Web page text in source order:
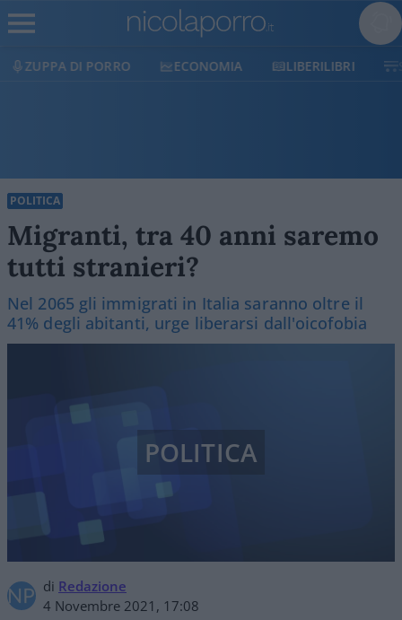
ECONOMIA LIBERILIBRI SHOP SOSTIENICI
POLITICA
Migranti, tra 40 anni saremo
tutti stranieri?
Nel 2065 gli immigrati in Italia saranno oltre il
41% degli abitanti, urge liberarsi dall'oicofobia
di Redazione
4 Novembre 2021, 17:08
POLITICA